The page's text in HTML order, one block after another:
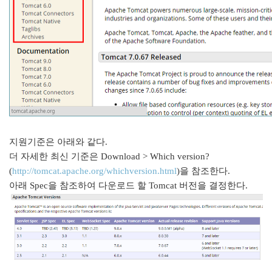
지원기준은 아래와 같다.
더 자세한 최신 기준은 Download > Which version?
(http://tomcat.apache.org/whichversion.html)을 참조한다.
아래 Spec을 참조하여 다운로드 할 Tomcat 버전을 결정한다.